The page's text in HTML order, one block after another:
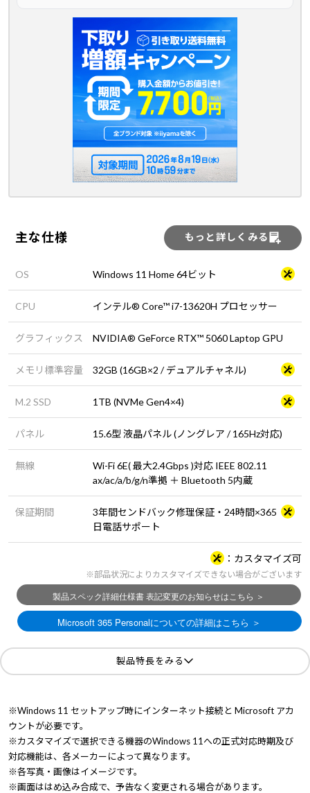
主な仕様 もっと詳しくみる
OS Windows 11 Home 64ビット
CPU インテル® Core™ i7-13620H プロセッサー
グラフィックス NVIDIA® GeForce RTX™ 5060 Laptop GPU
メモリ標準容量 32GB (16GB×2 / デュアルチャネル)
M.2 SSD 1TB (NVMe Gen4×4)
パネル 15.6型 液晶パネル (ノングレア / 165Hz対応)
無線
Wi-Fi 6E( 最大2.4Gbps )対応 IEEE 802.11
ax/ac/a/b/g/n準拠 ＋ Bluetooth 5内蔵
保証期間
3年間センドバック修理保証・24時間×365
日電話サポート
カスタマイズ可
※部品状況によりカスタマイズできない場合がございます
製品特長をみる
※Windows 11 セットアップ時にインターネット接続と Microsoft アカ
ウントが必要です。
※カスタマイズで選択できる機器のWindows 11への正式対応時期及び
対応機能は、各メーカーによって異なります。
※各写真・画像はイメージです。
※画面ははめ込み合成で、予告なく変更される場合があります。